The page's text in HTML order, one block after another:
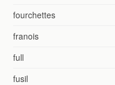
fourchettes
franois
full
fusil